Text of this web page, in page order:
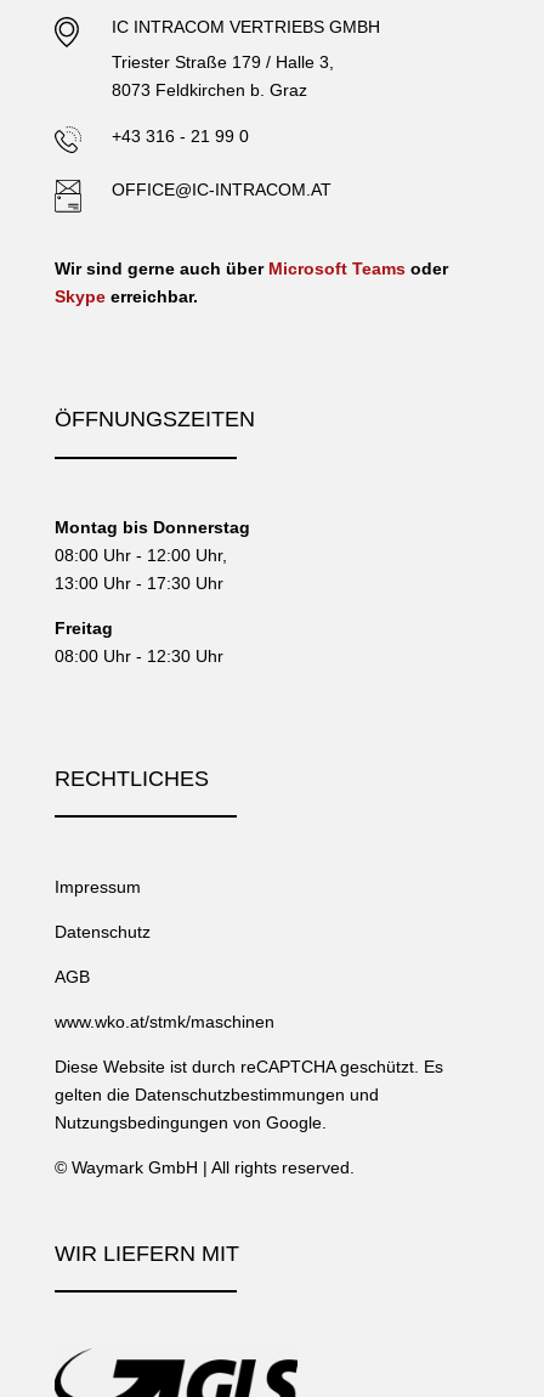
WIR LIEFERN MIT
IC INTRACOM VERTRIEBS GMBH
Triester Straße 179 / Halle 3,
8073 Feldkirchen b. Graz
+43 316 - 21 99 0
OFFICE@IC-INTRACOM.AT
Wir sind gerne auch über Microsoft Teamsoder
Skypeerreichbar.
ÖFFNUNGSZEITEN
Montag bis Donnerstag
08:00 Uhr - 12:00 Uhr,
13:00 Uhr - 17:30 Uhr
Freitag
08:00 Uhr - 12:30 Uhr
RECHTLICHES
Impressum
Datenschutz
AGB
www.wko.at/stmk/maschinen
Diese Website ist durch reCAPTCHA geschützt. Es
gelten die Datenschutzbestimmungen und
Nutzungsbedingungen von Google.
© Waymark GmbH | All rights reserved.